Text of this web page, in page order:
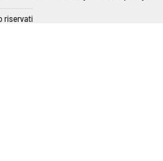
riservati